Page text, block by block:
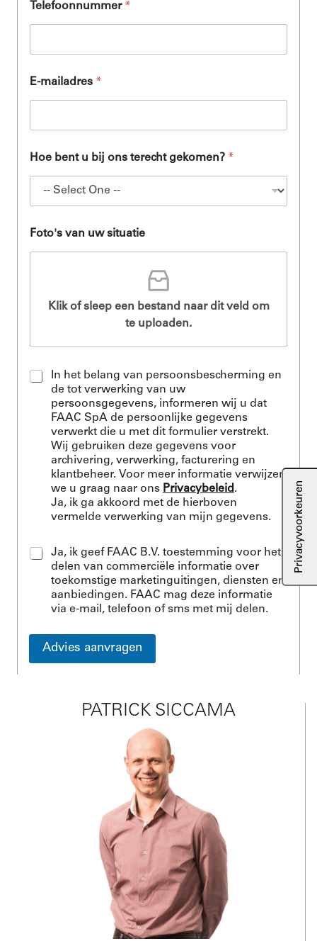
Telefoonnummer *
E-mailadres *
Hoe bent u bij ons terecht gekomen? *
Foto's van uw situatie
Klik of sleep een bestand naar dit veld om
te uploaden.
A
*
In het belang van persoonsbescherming en
de tot verwerking van uw
persoonsgegevens, informeren wij u dat
FAAC SpA de persoonlijke gegevens
verwerkt die u met dit formulier verstrekt.
Wij gebruiken deze gegevens voor
archivering, verwerking, facturering en
klantbeheer. Voor meer informatie verwijzen
we u graag naar ons Privacybeleid.
Ja, ik ga akkoord met de hierboven
vermelde verwerking van mijn gegevens.
A
M
r
Ja, ik geef FAAC B.V. toestemming voor het
delen van commerciële informatie over
toekomstige marketinguitingen, diensten en
aanbiedingen. FAAC mag deze informatie
via e-mail, telefoon of sms met mij delen.
Advies aanvragen
PATRICK SICCAMA